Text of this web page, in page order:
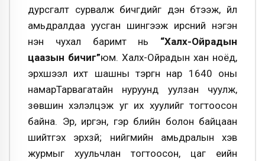
дурсгалт сурвалж бичгүүдийг үүдэн бүтээж, үйл
амьдралдаа уусган шингээж ирсний нэгэн
нэн чухал баримт нь “Халх-Ойрадын
цаазын бичиг”юм. Халх-Ойрадын хан ноёд,
эрхшээл ихт шашны тэргүүн нар 1640 оны
намарТарвагатайн нуруунд уулзан чуулж,
зөвшин хэлэлцэж уг их хуулийг тогтоосон
байна. Эрүү, иргэн, гэр бүлийн болон байцаан
шийтгэх эрхзүй; нийгмийн амьдралын хэв
журмыг хуульчлан тогтоосон, цаг үеийн